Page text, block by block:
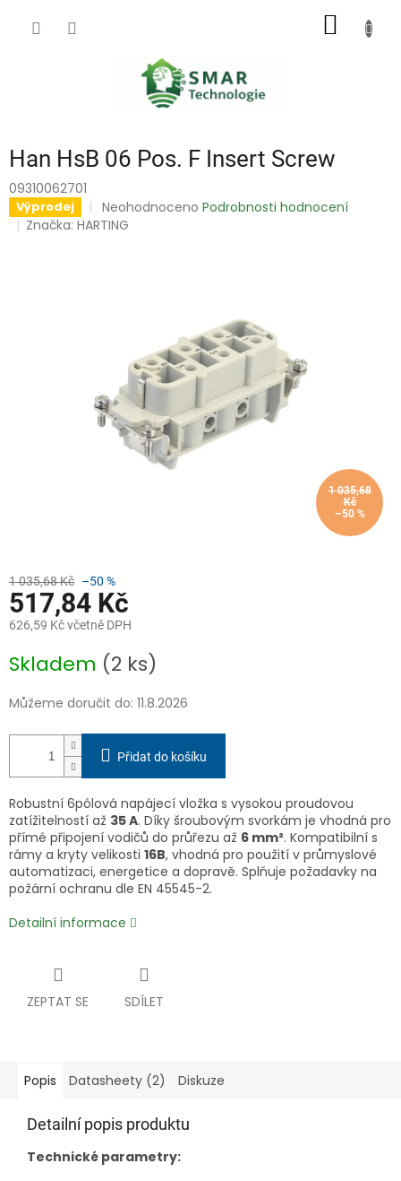
Han HsB 06 Pos. F Insert Screw
09310062701
Výprodej
Průměrné
hodnocení
Neohodnoceno Podrobnosti hodnocení
Značka:HARTING
1 035,68
Kč
–50 %
1 035,68 Kč –50 %
517,84 Kč
626,59 Kč včetně DPH
cena:
Skladem (2 ks)
Můžeme doručit do: 11.8.2026
Přidat do košíku
Robustní 6pólová napájecí vložka s vysokou proudovou
zatížitelností až 35 A. Díky šroubovým svorkám je vhodná pro
přímé připojení vodičů do průřezu až 6 mm². Kompatibilní s
rámy a kryty velikosti 16B, vhodná pro použití v průmyslové
automatizaci, energetice a dopravě. Splňuje požadavky na
požární ochranu dle EN 45545-2.
Detailní informace
ZEPTAT SE SDÍLET
Popis Datasheety (2) Diskuze
Detailní popis produktu
Technické parametry: